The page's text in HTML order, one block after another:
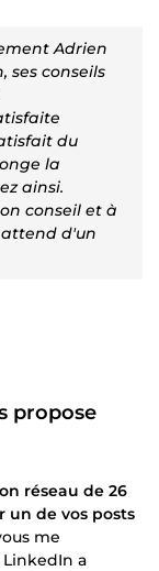
Adrien
ses conseils
du
la
ainsi.
conseil et à
attend d'un
propose
réseau de 26
un de vos posts
me
a